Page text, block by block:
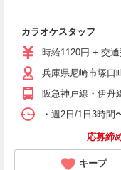
カラオケスタッフ
時給1120円 + 交
兵庫県尼崎市塚
阪急神戸線・伊
・週2日/1日3時
応募締
キープ